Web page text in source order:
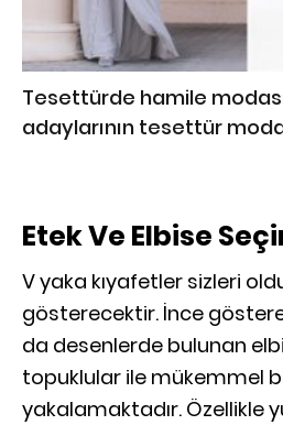
Tesettürde hamile
adaylarının tesettür
Etek Ve Elbise
V yaka kıyafetler sizleri
gösterecektir. İnce
da desenlerde bulunan
topuklular ile mükemmel
yakalamaktadır. Özellikle